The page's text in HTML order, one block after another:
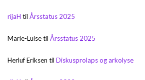
rijaH til Årsstatus 2025
Marie-Luisetil Årsstatus 2025
Herluf Eriksen til Diskusprolaps og arkolyse